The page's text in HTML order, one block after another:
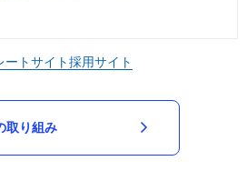
ートサイト採用サイト
取り組み